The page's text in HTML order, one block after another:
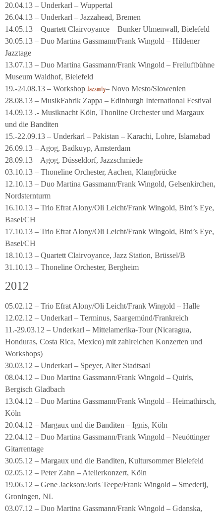
20.04.13 – Underkarl – Wuppertal
26.04.13 – Underkarl – Jazzahead, Bremen
14.05.13 – Quartett Clairvoyance – Bunker Ulmenwall, Bielefeld
30.05.13 – Duo Martina Gassmann/Frank Wingold – Hildener
Jazztage
13.07.13 – Duo Martina Gassmann/Frank Wingold – Freiluftbühne
Museum Waldhof, Bielefeld
19.-24.08.13 – Workshop Jazzinity– Novo Mesto/Slowenien
28.08.13 – MusikFabrik Zappa – Edinburgh International Festival
14.09.13 .- Musiknacht Köln, Thonline Orchester und Margaux
und die Banditen
15.-22.09.13 – Underkarl – Pakistan – Karachi, Lohre, Islamabad
26.09.13 – Agog, Badkuyp, Amsterdam
28.09.13 – Agog, Düsseldorf, Jazzschmiede
03.10.13 – Thoneline Orchester, Aachen, Klangbrücke
12.10.13 – Duo Martina Gassmann/Frank Wingold, Gelsenkirchen,
Nordsternturm
16.10.13 – Trio Efrat Alony/Oli Leicht/Frank Wingold, Bird’s Eye,
Basel/CH
17.10.13 – Trio Efrat Alony/Oli Leicht/Frank Wingold, Bird’s Eye,
Basel/CH
18.10.13 – Quartett Clairvoyance, Jazz Station, Brüssel/B
31.10.13 – Thoneline Orchester, Bergheim
2012
05.02.12 – Trio Efrat Alony/Oli Leicht/Frank Wingold – Halle
12.02.12 – Underkarl – Terminus, Saargemünd/Frankreich
11.-29.03.12 – Underkarl – Mittelamerika-Tour (Nicaragua,
Honduras, Costa Rica, Mexico) mit zahlreichen Konzerten und
Workshops)
30.03.12 – Underkarl – Speyer, Alter Stadtsaal
08.04.12 – Duo Martina Gassmann/Frank Wingold – Quirls,
Bergisch Gladbach
13.04.12 – Duo Martina Gassmann/Frank Wingold – Heimathirsch,
Köln
20.04.12 – Margaux und die Banditen – Ignis, Köln
22.04.12 – Duo Martina Gassmann/Frank Wingold – Neuöttinger
Gitarrentage
30.05.12 – Margaux und die Banditen, Kultursommer Bielefeld
02.05.12 – Peter Zahn – Atelierkonzert, Köln
19.06.12 – Gene Jackson/Joris Teepe/Frank Wingold – Smederij,
Groningen, NL
03.07.12 – Duo Martina Gassmann/Frank Wingold – Gdanska,